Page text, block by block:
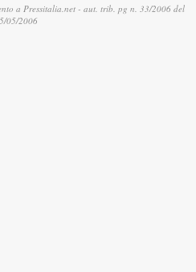
a Pressitalia.net - aut. trib. pg n. 33/2006 del
05/2006